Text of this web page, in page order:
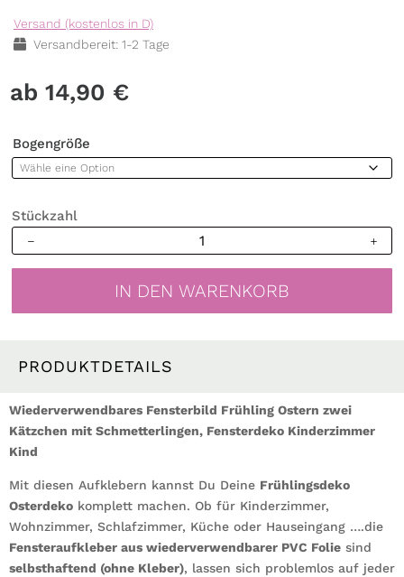
Versand (kostenlos in D)
Versandbereit: 1-2 Tage
14,90 €
Bogengröße
Stückzahl
Fensterbild
Schubkarre
Fensterdeko
Kinderzimmer
Kind,
Menge
IN DEN WARENKORB
PRODUKTDETAILS
Wiederverwendbares Fensterbild Frühling Ostern zwei
Kätzchen mit Schmetterlingen, Fensterdeko Kinderzimmer
Kind
Mit diesen Aufklebern kannst Du Deine Frühlingsdeko
Osterdeko komplett machen. Ob für Kinderzimmer,
Wohnzimmer, Schlafzimmer, Küche oder Hauseingang ….die
Fensteraufkleber aus wiederverwendbarer PVC Folie sind
selbsthaftend (ohne Kleber), lassen sich problemlos auf jeder